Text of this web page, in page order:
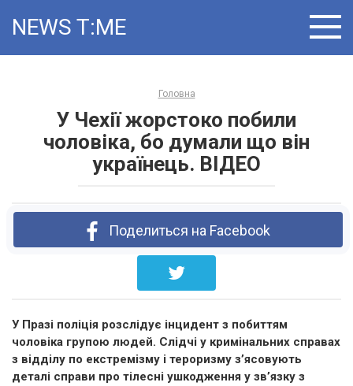
NEWS T:ME
Головна
У Чехії жорстоко побили
чоловіка, бо думали що він
українець. ВІДЕО
Поделиться на Facebook
У Празі поліція розслідує інцидент з побиттям
чоловіка групою людей. Слідчі у кримінальних справах
з відділу по екстремізму і тероризму з’ясовують
деталі справи про тілесні ушкодження у зв’язку з